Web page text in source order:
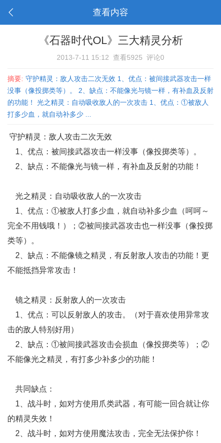
查看内容
《石器时代OL》三大精灵分析
2013-7-11 15:12 查看5925 评论0
摘要: 守护精灵：敌人攻击二次无效 1、优点：被间接武器攻击一样
没事（像投掷类等）。 2、缺点：不能像光与镜一样，有补血及反射
的功能！ 光之精灵：自动吸收敌人的一次攻击 1、优点：①被敌人
打多少血，就自动补多少 ...
守护精灵：敌人攻击二次无效
1、优点：被间接武器攻击一样没事（像投掷类等）。
2、缺点：不能像光与镜一样，有补血及反射的功能！
光之精灵：自动吸收敌人的一次攻击
1、优点：①被敌人打多少血，就自动补多少血（呵呵～
完全不用钱哦！）；②被间接武器攻击也一样没事（像投掷
类等）。
2、缺点：不能像镜之精灵，有反射敌人攻击的功能！更
不能抵挡异常攻击！
镜之精灵：反射敌人的一次攻击
1、优点：可以反射敌人的攻击。（对于喜欢使用异常攻
击的敌人特别好用）
2、缺点：①被间接武器攻击会损血（像投掷类等）；②
不能像光之精灵，有打多少补多少的功能！
共同缺点：
1、战斗时，如对方使用爪类武器，有可能一回合就让你
的精灵失效！
2、战斗时，如对方使用魔法攻击，完全无法保护你！